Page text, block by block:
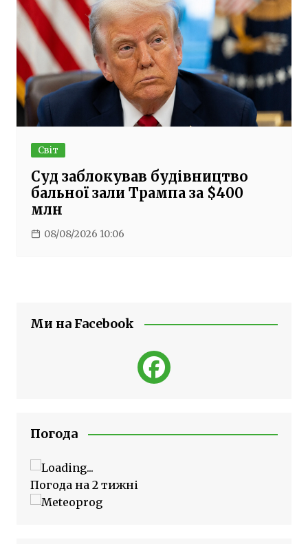
Світ
Суд заблокував будівництво
бальної зали Трампа за $400
млн
08/08/2026 10:06
Ми на Facebook
Погода
Погода на 2 тижні